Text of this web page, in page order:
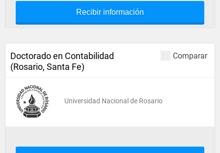
Recibir información
Comparar
Doctorado en Contabilidad
(Rosario, Santa Fe)
Universidad Nacional de Rosario